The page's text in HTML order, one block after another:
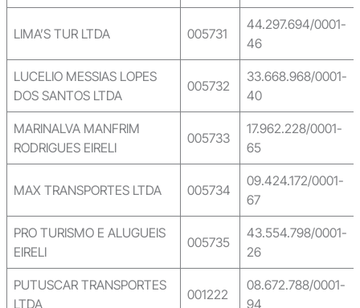
LIMA’S TUR LTDA 005731
44.297.694/0001-
46
LUCELIO MESSIAS LOPES
DOS SANTOS LTDA
005732
33.668.968/0001-
40
MARINALVA MANFRIM
RODRIGUES EIRELI
005733
17.962.228/0001-
65
MAX TRANSPORTES LTDA 005734
09.424.172/0001-
67
PRO TURISMO E ALUGUEIS
EIRELI
005735
43.554.798/0001-
26
PUTUSCAR TRANSPORTES
LTDA
001222
08.672.788/0001-
94